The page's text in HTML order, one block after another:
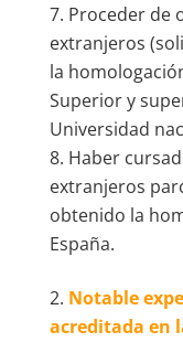
Proceder de
extranjeros
la
Superior y
Universidad
Haber
extranjeros
obtenido la
España.
Notable
acreditada en